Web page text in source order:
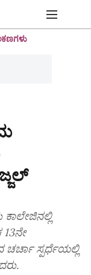
ಚರ್ಚಾ ಸ್ಪರ್ಧೆಯಲ್ಲಿ